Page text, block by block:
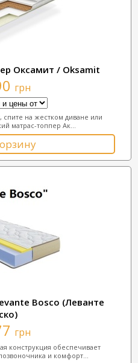
Оксамит / Oksamit
грн
на жестком диване или
матрас-топпер Ак...
Bosco (Леванте
грн
конструкция обеспечивает
и комфорт...